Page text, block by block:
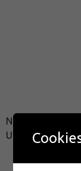
Nous contacter
Urgences)